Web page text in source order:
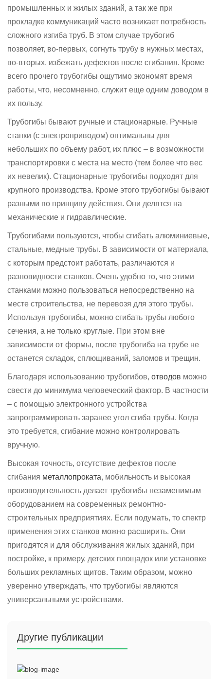
промышленных и жилых зданий, а так же при
прокладке коммуникаций часто возникает потребность
сложного изгиба труб. В этом случае трубогиб
позволяет, во-первых, согнуть трубу в нужных местах,
во-вторых, избежать дефектов после сгибания. Кроме
всего прочего трубогибы ощутимо экономят время
работы, что, несомненно, служит еще одним доводом в
их пользу.
Трубогибы бывают ручные и стационарные. Ручные
станки (с электроприводом) оптимальны для
небольших по объему работ, их плюс – в возможности
транспортировки с места на место (тем более что вес
их невелик). Стационарные трубогибы подходят для
крупного производства. Кроме этого трубогибы бывают
разными по принципу действия. Они делятся на
механические и гидравлические.
Трубогибами пользуются, чтобы сгибать алюминиевые,
стальные, медные трубы. В зависимости от материала,
с которым предстоит работать, различаются и
разновидности станков. Очень удобно то, что этими
станками можно пользоваться непосредственно на
месте строительства, не перевозя для этого трубы.
Используя трубогибы, можно сгибать трубы любого
сечения, а не только круглые. При этом вне
зависимости от формы, после трубогиба на трубе не
останется складок, сплющиваний, заломов и трещин.
Благодаря использованию трубогибов, отводов можно
свести до минимума человеческий фактор. В частности
– с помощью электронного устройства
запрограммировать заранее угол сгиба трубы. Когда
это требуется, сгибание можно контролировать
вручную.
Высокая точность, отсутствие дефектов после
сгибания металлопроката, мобильность и высокая
производительность делает трубогибы незаменимым
оборудованием на современных ремонтно-
строительных предприятиях. Если подумать, то спектр
применения этих станков можно расширить. Они
пригодятся и для обслуживания жилых зданий, при
постройке, к примеру, детских площадок или установке
больших рекламных щитов. Таким образом, можно
уверенно утверждать, что трубогибы являются
универсальными устройствами.
Другие публикации